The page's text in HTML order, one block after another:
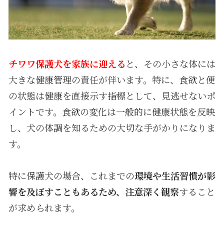
チワワ保護犬を家族に迎える と、その小さな体には
大きな健康管理の責任が伴います。特に、食欲と便
の状態は健康を直接示す指標として、見逃せないポ
イントです。食欲の変化は一般的に健康状態を反映
し、犬の体調を知るための大切な手がかりになりま
す。
特に保護犬の場合、これまでの環境や生活習慣が影
響を及ぼすこともあるため、注意深く観察すること
が求められます。